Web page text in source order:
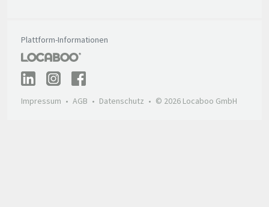
Plattform-Informationen
Impressum AGB Datenschutz © 2026 Locaboo GmbH